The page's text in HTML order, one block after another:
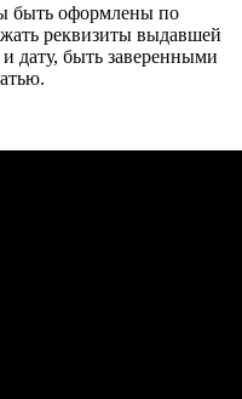
быть оформлены по
реквизиты выдавшей
дату, быть заверенными